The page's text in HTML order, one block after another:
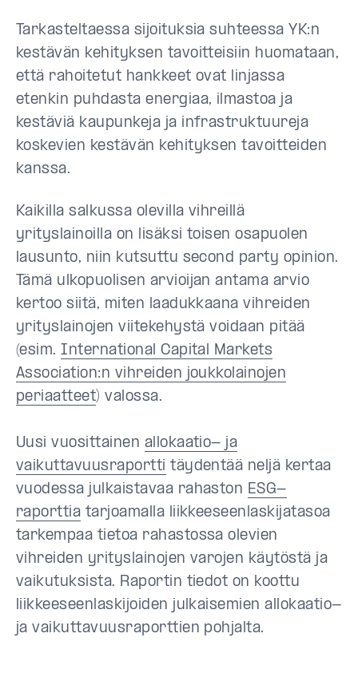
Tarkasteltaessa sijoituksia suhteessa YK:n
kestävän kehityksen tavoitteisiin huomataan,
että rahoitetut hankkeet ovat linjassa
etenkin puhdasta energiaa, ilmastoa ja
kestäviä kaupunkeja ja infrastruktuureja
koskevien kestävän kehityksen tavoitteiden
kanssa.
Kaikilla salkussa olevilla vihreillä
yrityslainoilla on lisäksi toisen osapuolen
lausunto, niin kutsuttu second party opinion.
Tämä ulkopuolisen arvioijan antama arvio
kertoo siitä, miten laadukkaana vihreiden
yrityslainojen viitekehystä voidaan pitää
(esim.International Capital Markets
Association:n vihreiden joukkolainojen
periaatteet) valossa.
Uusi vuosittainen allokaatio- ja
vaikuttavuusraportti täydentää neljä kertaa
vuodessa julkaistavaa rahaston ESG-
raporttia tarjoamalla liikkeeseenlaskijatasoa
tarkempaa tietoa rahastossa olevien
vihreiden yrityslainojen varojen käytöstä ja
vaikutuksista. Raportin tiedot on koottu
liikkeeseenlaskijoiden julkaisemien allokaatio-
ja vaikuttavuusraporttien pohjalta.